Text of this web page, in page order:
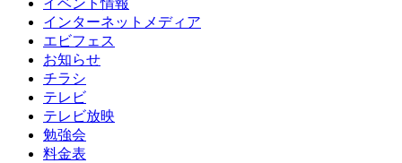
イベント情報
インターネットメディア
エビフェス
お知らせ
チラシ
テレビ
テレビ放映
勉強会
料金表